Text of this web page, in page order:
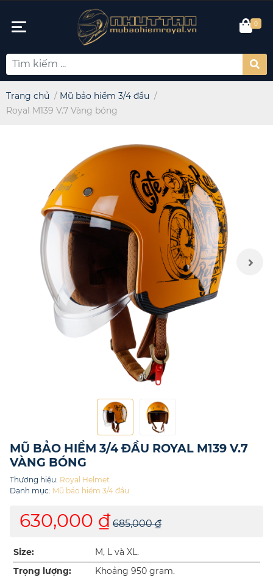
0
Trang chủ / Mũ bảo hiểm 3/4 đầu /
Royal M139 V.7 Vàng bóng
MŨ BẢO HIỂM 3/4 ĐẦU ROYAL M139 V.7
VÀNG BÓNG
Thương hiệu: Royal Helmet
Danh mục: Mũ bảo hiểm 3/4 đầu
630,000 ₫ 685,000 ₫
Size:
M, L và XL.
Trọng lượng:
Khoảng 950 gram.